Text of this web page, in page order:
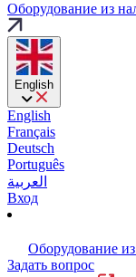
Оборудование из
English
English
Français
Deutsch
Português
العربية
Вход
Оборудование
Задать вопрос